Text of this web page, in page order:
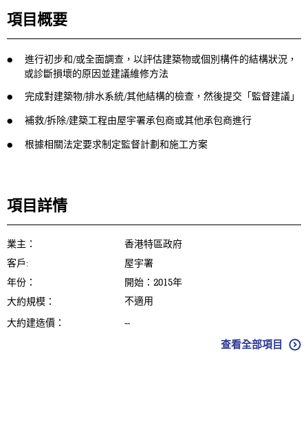
項目概要
進行初步和/或全面調查，以評估建築物或個別構件的結構狀況，
或診斷損壞的原因並建議維修方法
完成對建築物/排水系統/其他結構的檢查，然後提交「監督建議」
補救/拆除/建築工程由屋宇署承包商或其他承包商進行
根據相關法定要求制定監督計劃和施工方案
項目詳情
業主：
香港特區政府
客戶:
屋宇署
年份：
開始：2015年
大約規模：
不適用
大約建造價：
--
查看全部項目